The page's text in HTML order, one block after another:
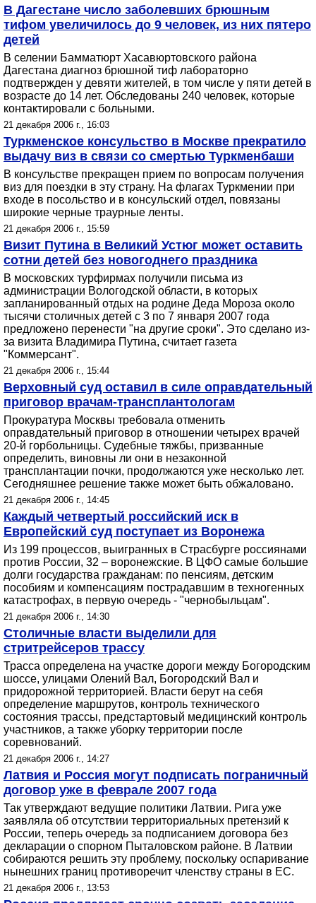
В Дагестане число заболевших брюшным
тифом увеличилось до 9 человек, из них пятеро
детей
В селении Бамматюрт Хасавюртовского района
Дагестана диагноз брюшной тиф лабораторно
подтвержден у девяти жителей, в том числе у пяти детей в
возрасте до 14 лет. Обследованы 240 человек, которые
контактировали с больными.
21 декабря 2006 г., 16:03
Туркменское консульство в Москве прекратило
выдачу виз в связи со смертью Туркменбаши
В консульстве прекращен прием по вопросам получения
виз для поездки в эту страну. На флагах Туркмении при
входе в посольство и в консульский отдел, повязаны
широкие черные траурные ленты.
21 декабря 2006 г., 15:59
Визит Путина в Великий Устюг может оставить
сотни детей без новогоднего праздника
В московских турфирмах получили письма из
администрации Вологодской области, в которых
запланированный отдых на родине Деда Мороза около
тысячи столичных детей с 3 по 7 января 2007 года
предложено перенести "на другие сроки". Это сделано из-
за визита Владимира Путина, считает газета
"Коммерсант".
21 декабря 2006 г., 15:44
Верховный суд оставил в силе оправдательный
приговор врачам-трансплантологам
Прокуратура Москвы требовала отменить
оправдательный приговор в отношении четырех врачей
20-й горбольницы. Судебные тяжбы, призванные
определить, виновны ли они в незаконной
трансплантации почки, продолжаются уже несколько лет.
Сегодняшнее решение также может быть обжаловано.
21 декабря 2006 г., 14:45
Каждый четвертый российский иск в
Европейский суд поступает из Воронежа
Из 199 процессов, выигранных в Страсбурге россиянами
против России, 32 – воронежские. В ЦФО самые большие
долги государства гражданам: по пенсиям, детским
пособиям и компенсациям пострадавшим в техногенных
катастрофах, в первую очередь - "чернобыльцам".
21 декабря 2006 г., 14:30
Столичные власти выделили для
стритрейсеров трассу
Трасса определена на участке дороги между Богородским
шоссе, улицами Олений Вал, Богородский Вал и
придорожной территорией. Власти берут на себя
определение маршрутов, контроль технического
состояния трассы, предстартовый медицинский контроль
участников, а также уборку территории после
соревнований.
21 декабря 2006 г., 14:27
Латвия и Россия могут подписать пограничный
договор уже в феврале 2007 года
Так утверждают ведущие политики Латвии. Рига уже
заявляла об отсутствии территориальных претензий к
России, теперь очередь за подписанием договора без
декларации о спорном Пыталовском районе. В Латвии
собираются решить эту проблему, поскольку оспаривание
нынешних границ противоречит членству страны в ЕС.
21 декабря 2006 г., 13:53